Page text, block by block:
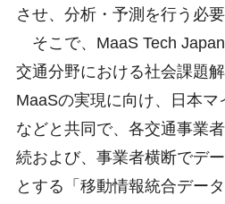
させ、分析・予測を行う必要
そこで、MaaS Tech
交通分野における社会課題
MaaSの実現に向け、日本
などと共同で、各交通事業
続および、事業者横断でデ
とする「移動情報統合デー